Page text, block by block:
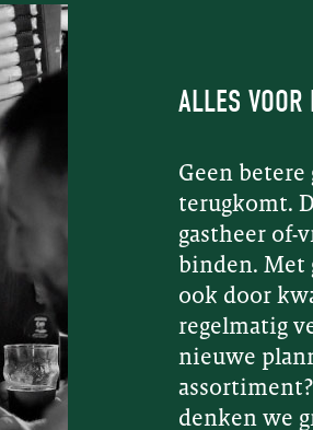
ALLES VOOR
Geen betere
terugkomt.
gastheer of-
binden. Met
ook door
regelmatig
nieuwe
denken we